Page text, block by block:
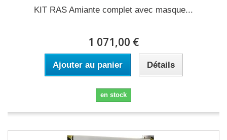
KIT RAS Amiante complet avec masque...
1 071,00 €
Ajouter au panier Détails
en stock